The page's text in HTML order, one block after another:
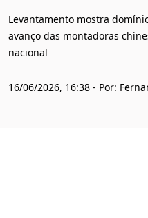
Levantamento mostra
avanço das montadoras
nacional
16/06/2026, 16:38 - Por: